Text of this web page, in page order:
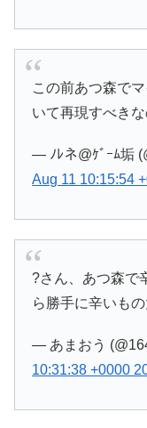
この前あつ森で
いて再現すべき
— ﾉﾚネ@ｹﾞｰﾑ垢
Aug 11 10:15:54
?さん、あつ森で
ら勝手に辛いも
— あまおう
10:31:38 +0000